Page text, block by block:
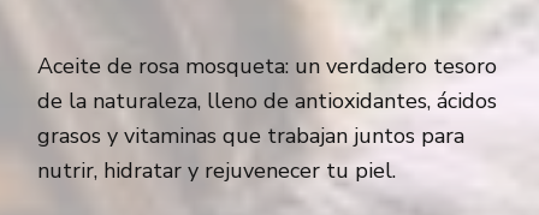
Aceite de rosa mosqueta: un verdadero tesoro
de la naturaleza, lleno de antioxidantes, ácidos
grasos y vitaminas que trabajan juntos para
nutrir, hidratar y rejuvenecer tu piel.